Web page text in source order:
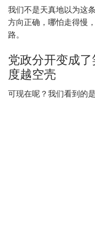
我们不是天真地以为这
方向正确，哪怕走得慢
路。
党政分开变成
度越空壳
可现在呢？我们看到的